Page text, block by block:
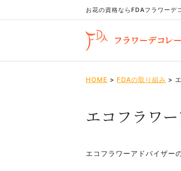
お花の資格ならFDAフラワーデ
HOME > FDAの取り組み >
エコフラワ
エコフラワーアドバイザー